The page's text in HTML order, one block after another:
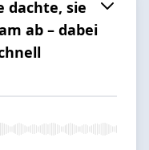
dachte, sie
ab – dabei